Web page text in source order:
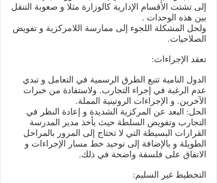
إلى تشتت الأقسام الإدارية كالوزارة مثلا و صعوبة التنقل
بين هذه الوحدات .
ولحل المشكلة اللجوء إلى ممارسة اللامركزية و تفويض
الصلاحيات.
تعقد الإجراءات:
الدول النامية تتبع الطرق الرسمية في التعامل و تبدي
عدم الرغبة في إجراء التجارب. ولاستفادة من خبرات
الآخرين. و الإجراءات الروتينية المملة.
الحل: البعد عن المركزية الشديدة و إعادة النظر في
التجارب وتفويض السلطة حيث يأخذ مدير المدرسة
القرارات البسيطة التي لا تحتاج إلى المرور بالمراحل
الطويلة و بالإضافة إلى توحيد خط مسار الإجراءات و
الاتفاق على فلسفة واضحة في ذلك.
التخطيط غير السليم: